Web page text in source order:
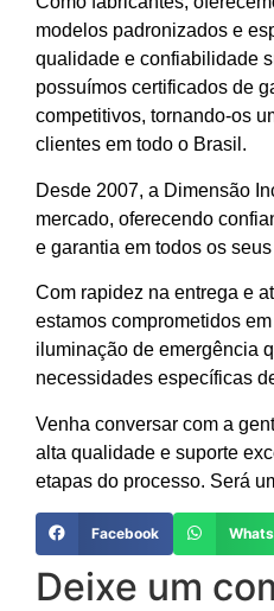
modelos padronizados e
qualidade e confiabilidade
possuímos certificados de
competitivos, tornando-os
clientes em todo o Brasil.
Desde 2007, a Dimensão
mercado, oferecendo
e garantia em todos os
Com rapidez na entrega e
estamos comprometidos
iluminação de emergência
necessidades específicas
Venha conversar com a
alta qualidade e suporte
etapas do processo. Será
Facebook
Deixe um